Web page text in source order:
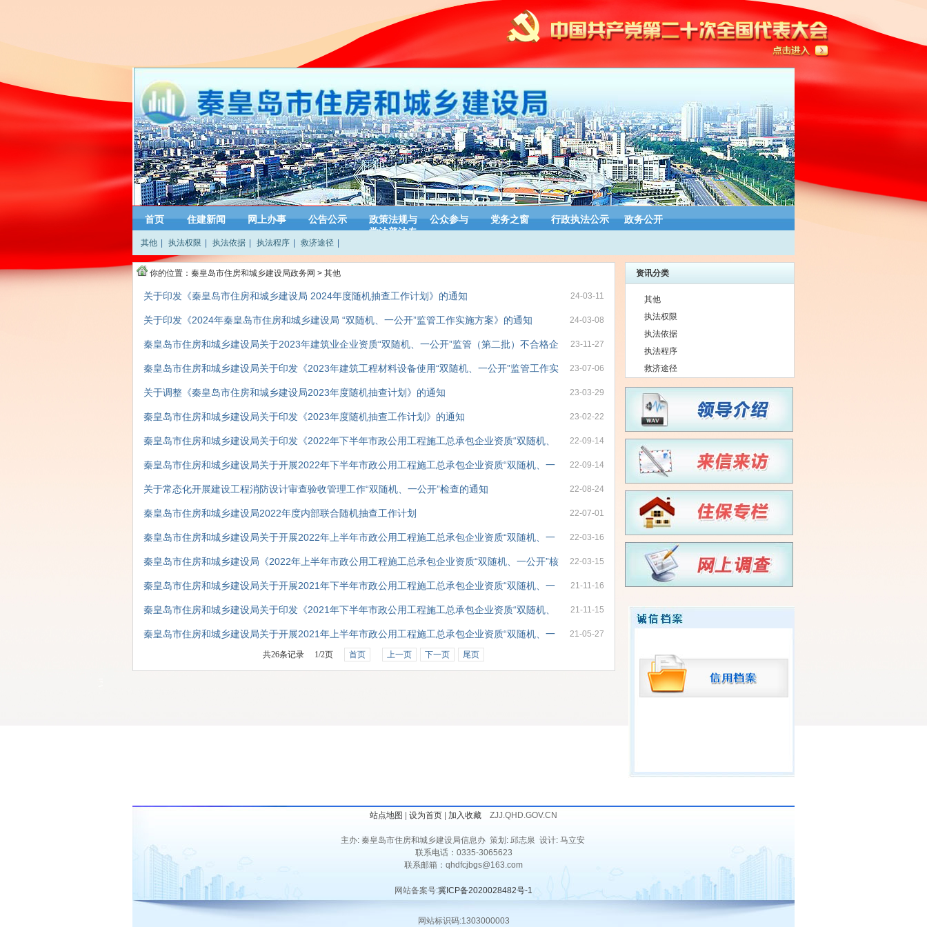
首页 住建新闻 网上办事 公告公示
政策法规与
学法普法专
公众参与 党务之窗 行政执法公示 政务公开
其他 执法权限 执法依据 执法程序 救济途径
你的位置： 秦皇岛市住房和城乡建设局政务网 > 其他
24-03-11
关于印发《秦皇岛市住房和城乡建设局 2024年度随机抽查工作计划》的通知
24-03-08
关于印发《2024年秦皇岛市住房和城乡建设局 “双随机、一公开”监管工作实施方案》的通知
23-11-27
秦皇岛市住房和城乡建设局关于2023年建筑业企业资质“双随机、一公开”监管（第二批）不合格企
业整改结果的公告 23-07-06
秦皇岛市住房和城乡建设局关于印发《2023年建筑工程材料设备使用“双随机、一公开”监管工作实
施方案》的通知 23-03-29
关于调整《秦皇岛市住房和城乡建设局2023年度随机抽查计划》的通知
23-02-22
秦皇岛市住房和城乡建设局关于印发《2023年度随机抽查工作计划》的通知
22-09-14
秦皇岛市住房和城乡建设局关于印发《2022年下半年市政公用工程施工总承包企业资质“双随机、
一公开”核查实施方案》的通知 22-09-14
秦皇岛市住房和城乡建设局关于开展2022年下半年市政公用工程施工总承包企业资质“双随机、一
公开”核查工作的公告 22-08-24
关于常态化开展建设工程消防设计审查验收管理工作“双随机、一公开”检查的通知
22-07-01
秦皇岛市住房和城乡建设局2022年度内部联合随机抽查工作计划
22-03-16
秦皇岛市住房和城乡建设局关于开展2022年上半年市政公用工程施工总承包企业资质“双随机、一
公开”核查工作的公告 22-03-15
秦皇岛市住房和城乡建设局《2022年上半年市政公用工程施工总承包企业资质“双随机、一公开”核
查实施方案》 21-11-16
秦皇岛市住房和城乡建设局关于开展2021年下半年市政公用工程施工总承包企业资质“双随机、一
公开”核查工作的公告 21-11-15
秦皇岛市住房和城乡建设局关于印发《2021年下半年市政公用工程施工总承包企业资质“双随机、
一公开”核查实施方案》的通知 21-05-27
秦皇岛市住房和城乡建设局关于开展2021年上半年市政公用工程施工总承包企业资质“双随机、一
共26条记录 1/2页 首页 上一页 下一页 尾页
资讯分类
其他
执法权限
执法依据
执法程序
救济途径
站点地图 设为首页 加入收藏 ZJJ.QHD.GOV.CN
主办: 秦皇岛市住房和城乡建设局信息办 策划: 邱志泉 设计: 马立安
联系电话：0335-3065623
联系邮箱：qhdfcjbgs@163.com
网站备案号:冀ICP备2020028482号-1
网站标识码:1303000003